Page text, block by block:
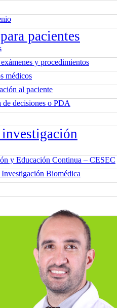
pacientes
y procedimientos
médicos
al paciente
de decisiones o PDA
y Educación Continua – CESEC
Biomédica